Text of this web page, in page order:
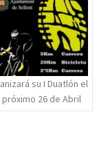
su I Duatlón el
próximo 26 de Abril